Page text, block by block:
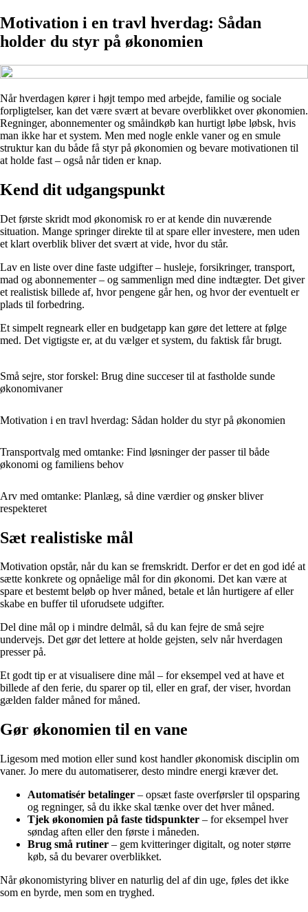
Motivation i en travl hverdag: Sådan
holder du styr på økonomien
Når hverdagen kører i højt tempo med arbejde, familie og sociale
forpligtelser, kan det være svært at bevare overblikket over økonomien.
Regninger, abonnementer og småindkøb kan hurtigt løbe løbsk, hvis
man ikke har et system. Men med nogle enkle vaner og en smule
struktur kan du både få styr på økonomien og bevare motivationen til
at holde fast – også når tiden er knap.
Kend dit udgangspunkt
Det første skridt mod økonomisk ro er at kende din nuværende
situation. Mange springer direkte til at spare eller investere, men uden
et klart overblik bliver det svært at vide, hvor du står.
Lav en liste over dine faste udgifter – husleje, forsikringer, transport,
mad og abonnementer – og sammenlign med dine indtægter. Det giver
et realistisk billede af, hvor pengene går hen, og hvor der eventuelt er
plads til forbedring.
Et simpelt regneark eller en budgetapp kan gøre det lettere at følge
med. Det vigtigste er, at du vælger et system, du faktisk får brugt.
Små sejre, stor forskel: Brug dine succeser til at fastholde sunde
økonomivaner
Motivation i en travl hverdag: Sådan holder du styr på økonomien
Transportvalg med omtanke: Find løsninger der passer til både
økonomi og familiens behov
Arv med omtanke: Planlæg, så dine værdier og ønsker bliver
respekteret
Sæt realistiske mål
Motivation opstår, når du kan se fremskridt. Derfor er det en god idé at
sætte konkrete og opnåelige mål for din økonomi. Det kan være at
spare et bestemt beløb op hver måned, betale et lån hurtigere af eller
skabe en buffer til uforudsete udgifter.
Del dine mål op i mindre delmål, så du kan fejre de små sejre
undervejs. Det gør det lettere at holde gejsten, selv når hverdagen
presser på.
Et godt tip er at visualisere dine mål – for eksempel ved at have et
billede af den ferie, du sparer op til, eller en graf, der viser, hvordan
gælden falder måned for måned.
Gør økonomien til en vane
Ligesom med motion eller sund kost handler økonomisk disciplin om
vaner. Jo mere du automatiserer, desto mindre energi kræver det.
Automatisér betalinger – opsæt faste overførsler til opsparing
og regninger, så du ikke skal tænke over det hver måned.
Tjek økonomien på faste tidspunkter – for eksempel hver
søndag aften eller den første i måneden.
Brug små rutiner – gem kvitteringer digitalt, og noter større
køb, så du bevarer overblikket.
Når økonomistyring bliver en naturlig del af din uge, føles det ikke
som en byrde, men som en tryghed.